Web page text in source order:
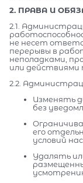
2. ПРАВА И
2.1.
не несет
перерывы в
неполадками,
или действиями
2.2.
Изменять
без
его
условий
Удалять